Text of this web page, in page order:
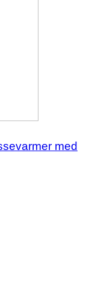
med